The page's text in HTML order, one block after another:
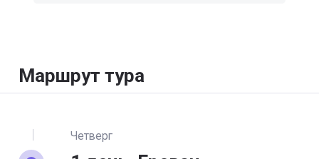
Маршрут тура
Четверг